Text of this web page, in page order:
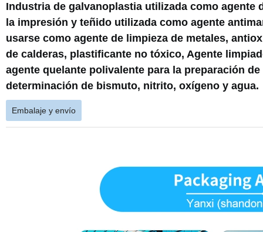
Industria de galvanoplastia utilizada como agente
la impresión y teñido utilizada como agente
usarse como agente de limpieza de metales,
de calderas, plastificante no tóxico, Agente
agente quelante polivalente para la preparación
determinación de bismuto, nitrito, oxígeno y agua.
Embalaje y envío